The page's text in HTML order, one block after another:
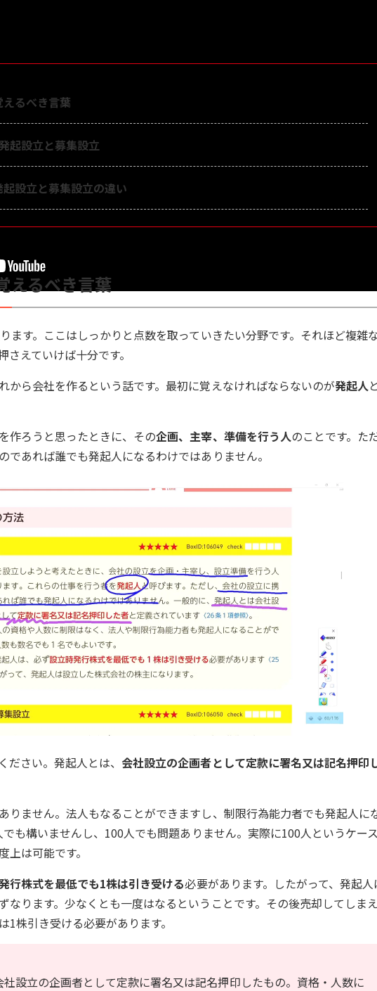
るべき言葉
起設立と募集設立
設立と募集設立の違い
えるべき言葉
ます。ここはしっかりと点数を取っていきたい分野です。それほど複雑
えていけば十分です。
から会社を作るという話です。最初に覚えなければならないのが発起人
作ろうと思ったときに、その企画、主宰、準備を行う人のことです。た
であれば誰でも発起人になるわけではありません。
さい。発起人とは、 会社設立の企画者として定款に署名又は記名押印
りません。法人もなることができますし、制限行為能力者でも発起人に
も構いませんし、100人でも問題ありません。実際に100人というケー
は可能です。
行株式を最低でも1株は引き受ける必要があります。したがって、発起人
なります。少なくとも一度はなるということです。その後売却してしま
株引き受ける必要があります。
設立の企画者として定款に署名又は記名押印したもの。資格・人数に